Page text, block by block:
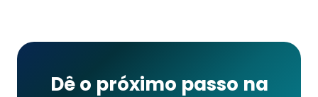
Dê o próximo passo na